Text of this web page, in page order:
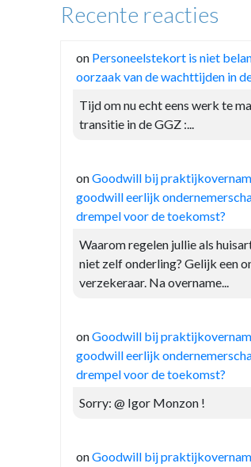
Recente reacties
on Personeelstekort is niet
oorzaak van de wachttijden in
Tijd om nu echt eens werk te
transitie in de GGZ :...
onGoodwill bij
goodwill eerlijk
drempel voor de toekomst?
Waarom regelen jullie als
niet zelf onderling? Gelijk een
verzekeraar. Na overname...
onGoodwill bij
goodwill eerlijk
drempel voor de toekomst?
Sorry: @ Igor Monzon !
onGoodwill bij